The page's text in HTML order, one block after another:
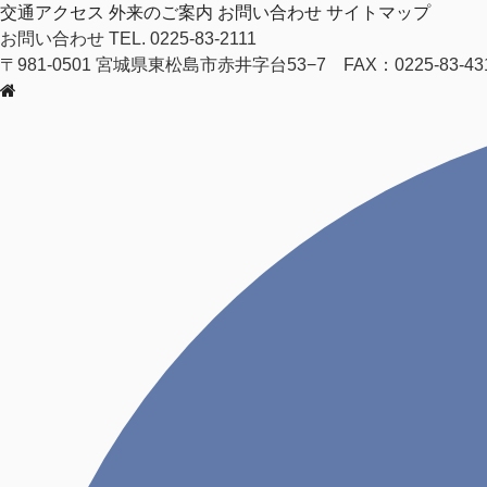
交通アクセス 外来のご案内 お問い合わせ サイトマップ
お問い合わせ TEL. 0225-83-2111
〒981-0501 宮城県東松島市赤井字台53−7 FAX：0225-83-